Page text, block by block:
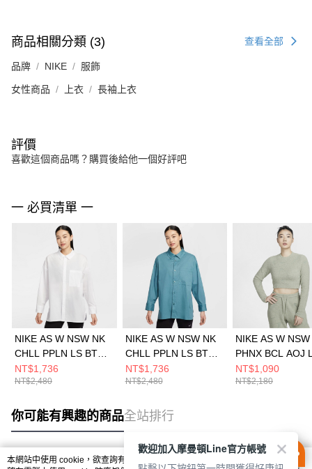
商品相關分類 (3) 查看全部
品牌 NIKE 服飾
女性商品 上衣 長袖上衣
評價
喜歡這個商品嗎？購買後給他一個好評吧
一 必買清單 一
NIKE AS W NSW NK
CHLL PPLN LS BTN T
女 長袖上衣
HJ0716100
NT$1,736
NT$2,480
NIKE AS W NSW NK
CHLL PPLN LS BTN T
女 長袖上衣
HJ0716006
NT$1,736
NT$2,480
NIKE AS W NSW
PHNX BCL AOJ
女 長袖上衣
FZ1717370
NT$1,090
NT$2,180
你可能有興趣的商品全站排行
本網站中使用 cookie，欲查詢有關本網站使用 cookie 方式之詳情，及若您不希
歡迎加入摩曼頓Line官方帳號